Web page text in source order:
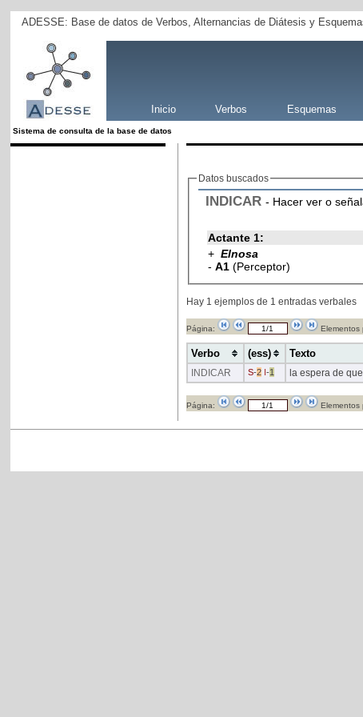
ADESSE: Base de datos de Verbos, Alternancias de Diátesis y
Inicio Verbos Esquemas
Sistema de consulta de la base de datos
Datos buscados
INDICAR - Hacer ver o
Actante 1:
+ Elnosa
- A1 (Perceptor)
Hay 1 ejemplos de 1 entradas verbales
Página: Elementos
Verbo (ess) Texto
INDICAR S-2 -1 la espera de
Página: Elementos